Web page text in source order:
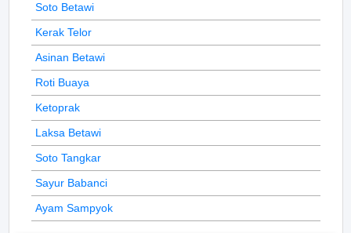
Soto Betawi
Kerak Telor
Asinan Betawi
Roti Buaya
Ketoprak
Laksa Betawi
Soto Tangkar
Sayur Babanci
Ayam Sampyok